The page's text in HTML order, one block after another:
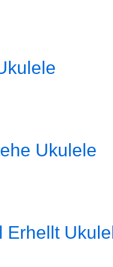
Ukulele
Erhellt